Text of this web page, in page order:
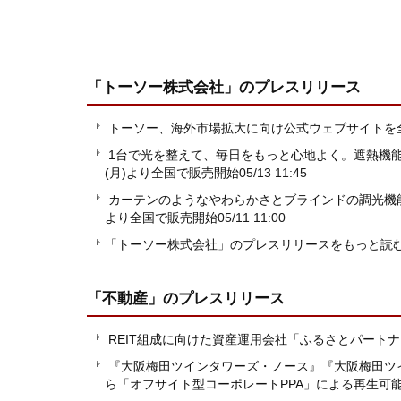
「トーソー株式会社」 のプレスリリース
トーソー、海外市場拡大に向け公式ウェブサイト
1台で光を整えて、毎日をもっと心地よく。遮熱機
(月)より全国で販売開始05/13 11:45
カーテンのようなやわらかさとブラインドの調光
より全国で販売開始05/11 11:00
「トーソー株式会社」のプレスリリースをもっと読
「不動産」 のプレスリリース
REIT組成に向けた資産運用会社「ふるさとパート
『大阪梅田ツインタワーズ・ノース』『大阪梅田
ら「オフサイト型コーポレートPPA」による再生可